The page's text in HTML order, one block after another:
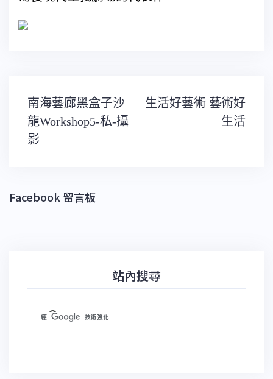
文
章
導
覽
南海藝廊黑盒子沙
龍Workshop5-私-攝
影
生活好藝術 藝術好
生活
Facebook 留言板
站內搜尋